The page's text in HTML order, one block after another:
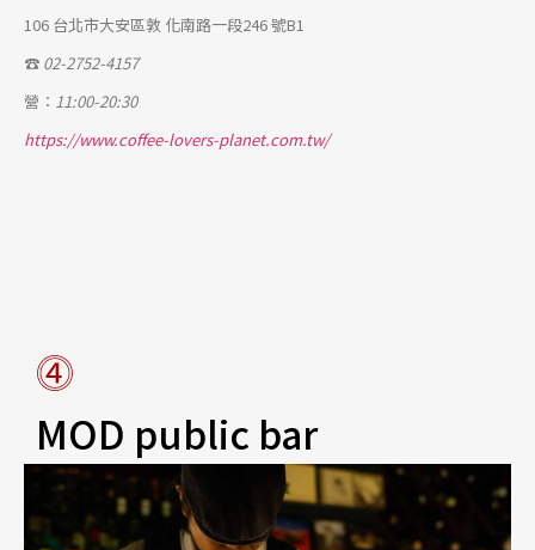
106 台北市大安區敦 化南路一段246 號B1
☎ 02-2752-4157
營： 11:00-20:30
https://www.coffee-lovers-planet.com.tw/
⓸
MOD public bar